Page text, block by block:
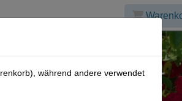
während andere verwendet